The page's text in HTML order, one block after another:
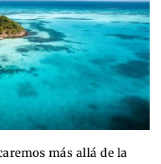
más allá de la